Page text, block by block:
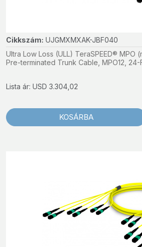
Cikkszám: UJGMXMXAK-JBF040
Ultra Low Loss (ULL) TeraSPEED® MPO
Pre-terminated Trunk Cable, MPO12, 24-
Lista ár: USD 3.304,02
KOSÁRBA